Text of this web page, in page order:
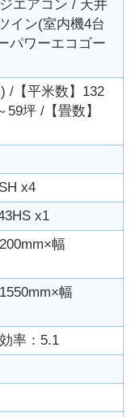
エアコン / 天井
イン(室内機4台
パワーエコゴー
/【平米数】132
59坪 /【畳数】
x4
x1
幅
幅
率：5.1